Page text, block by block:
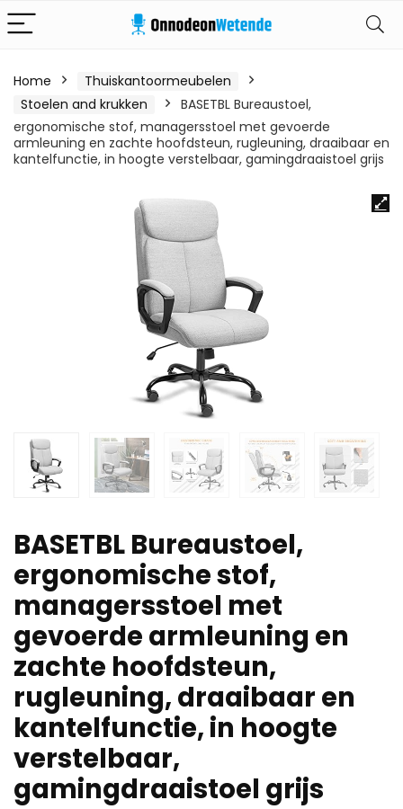
Home
Thuiskantoormeubelen
Stoelen and krukken
BASETBL Bureaustoel,
ergonomische stof, managersstoel met gevoerde
armleuning en zachte hoofdsteun, rugleuning, draaibaar en
kantelfunctie, in hoogte verstelbaar, gamingdraaistoel grijs
BASETBL Bureaustoel,
ergonomische stof,
managersstoel met
gevoerde armleuning en
zachte hoofdsteun,
rugleuning, draaibaar en
kantelfunctie, in hoogte
verstelbaar,
gamingdraaistoel grijs